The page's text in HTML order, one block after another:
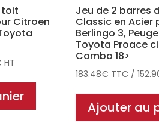
toit
Citroen
HT
Jeu de 2 barres
Classic en Acier
Berlingo 3,
Toyota Proace
Combo 18>
183.48€ TTC /
Ajouter au